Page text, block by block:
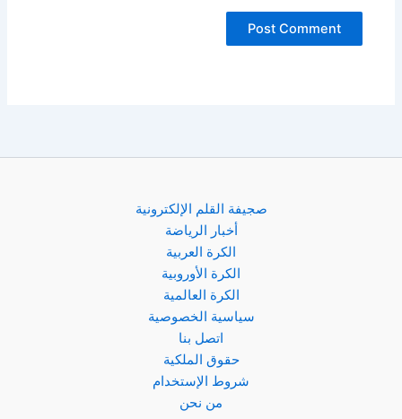
صجيفة القلم الإلكترونية
أخبار الرياضة
الكرة العربية
الكرة الأوروبية
الكرة العالمية
سياسية الخصوصية
اتصل بنا
حقوق الملكية
شروط الإستخدام
من نحن